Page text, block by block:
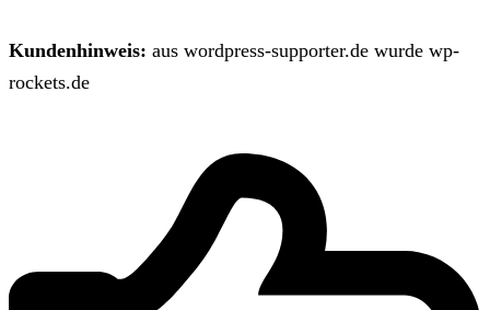
Kundenhinweis: aus wordpress-supporter.de wurde wp-
rockets.de